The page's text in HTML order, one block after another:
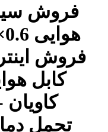
فروش
فروش